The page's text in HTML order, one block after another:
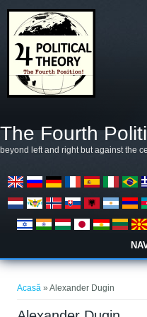
The Fourth
beyond left and right but against the
Acasă » Alexander Dugin